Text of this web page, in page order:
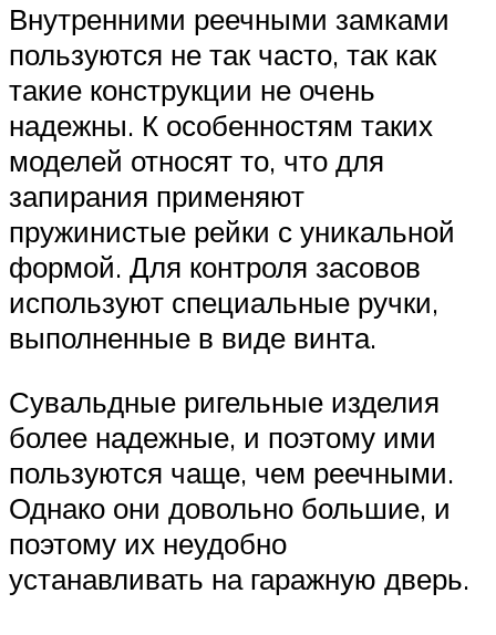
Внутренними реечными замками
пользуются не так часто, так как
такие конструкции не очень
надежны. К особенностям таких
моделей относят то, что для
запирания применяют
пружинистые рейки с уникальной
формой. Для контроля засовов
используют специальные ручки,
выполненные в виде винта.
Сувальдные ригельные изделия
более надежные, и поэтому ими
пользуются чаще, чем реечными.
Однако они довольно большие, и
поэтому их неудобно
устанавливать на гаражную дверь.